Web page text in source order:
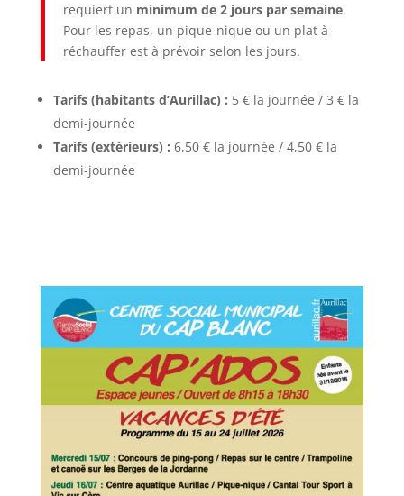
requiert un minimum de 2 jours par semaine.
Pour les repas, un pique-nique ou un plat à
réchauffer est à prévoir selon les jours.
Tarifs (habitants d’Aurillac) : 5 € la journée / 3 € la
demi-journée
Tarifs (extérieurs) : 6,50 € la journée / 4,50 € la
demi-journée